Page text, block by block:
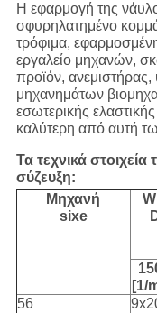
Η εφαρμογή της
σφυρηλατημένο
τρόφιμα,
εργαλείο μηχανών,
προϊόν, ανεμιστήρας,
μηχανημάτων
εσωτερικής
καλύτερη από αυτή
Τα τεχνικά
σύζευξη:
Μηχανή
sixe
[1/
56